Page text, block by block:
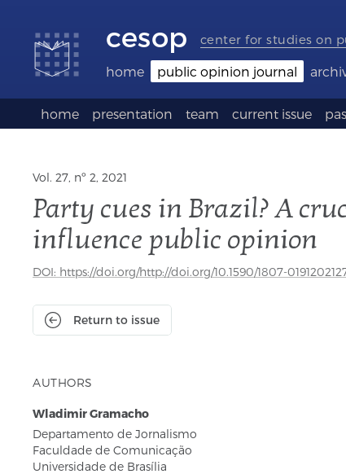
content
(Seletor
idioma)
cesop center for studies on
home public opinion journal
home presentation team current issue
Vol. 27, nº 2, 2021
Party cues in Brazil? A
influence public opinion
DOI: https://doi.org/http://doi.org/10.1590/1807-
Return to issue
AUTHORS
Wladimir Gramacho
Departamento de Jornalismo
Faculdade de Comunicação
Universidade de Brasília